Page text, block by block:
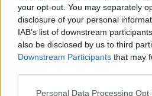
your opt-out. You may separately
disclosure of your personal
IAB’s list of downstream
also be disclosed by us to third
Downstream Participants that may
Please note that this website/app
Personal Data Processing Opt